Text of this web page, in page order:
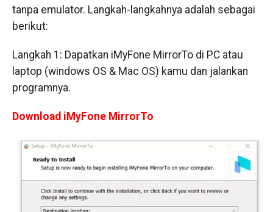
tanpa emulator. Langkah-langkahnya adalah sebagai
berikut:
Langkah 1: Dapatkan iMyFone MirrorTo di PC atau
laptop (windows OS & Mac OS) kamu dan jalankan
programnya.
Download iMyFone MirrorTo